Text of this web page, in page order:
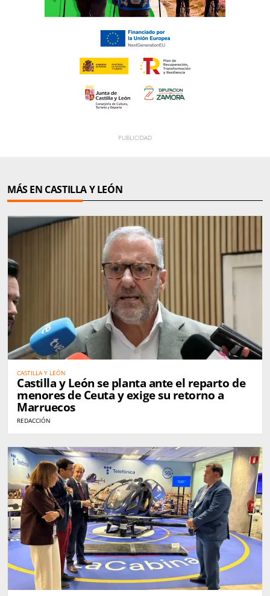
MÁS EN CASTILLA Y LEÓN
CASTILLA Y LEÓN
Castilla y León se planta ante el reparto de
menores de Ceuta y exige su retorno a
Marruecos
REDACCIÓN